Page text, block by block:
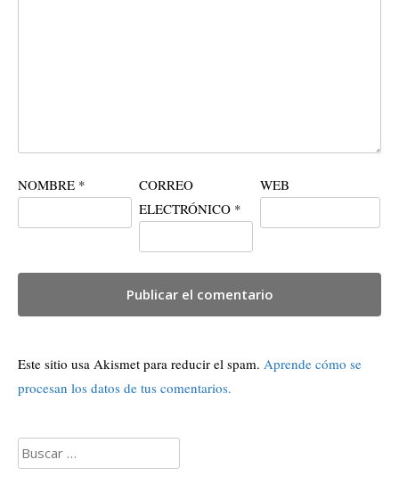
NOMBRE *
CORREO
ELECTRÓNICO *
WEB
Este sitio usa Akismet para reducir el spam. Aprende cómo se
procesan los datos de tus comentarios.
Buscar: